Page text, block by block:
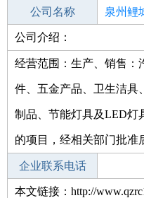
公司名称 泉州鲤
公司类型
公司介绍：
经营范围：生产、销售：
件、五金产品、卫生洁具
制品、节能灯具及LED灯
的项目，经相关部门批准
企业联系电话
本文链接：http://